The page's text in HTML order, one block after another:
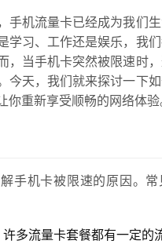
手机流量卡已经成为我们
学习、工作还是娱乐，我
，当手机卡突然被限速时
今天，我们就来探讨一下
你重新享受顺畅的网络体验
手机卡被限速的原因。
许多流量卡套餐都有一定的